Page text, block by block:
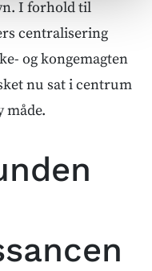
I forhold til
centralisering
og kongemagten
nu sat i centrum
måde.